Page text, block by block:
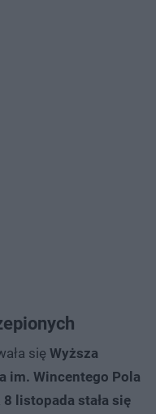
się Wyższa
im. Wincentego Pola
8 listopada stała się